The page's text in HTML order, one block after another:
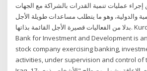
عمليات تنمية القدرات بالشراكة مع الجهات
والدولية، وهو ما يتطلب مساعدات طويلة الأجل
بدلا من الفعاليات قصيرة الأجل القائمة بذاتها. Kurdistan International
Bank for Investment and Development is
stock company exercising banking,
activities, under supervision and control of